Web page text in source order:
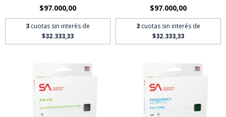
$97.000,00
3 cuotas sin interés de
$32.333,33
$97.000,00
3 cuotas sin interés de
$32.333,33